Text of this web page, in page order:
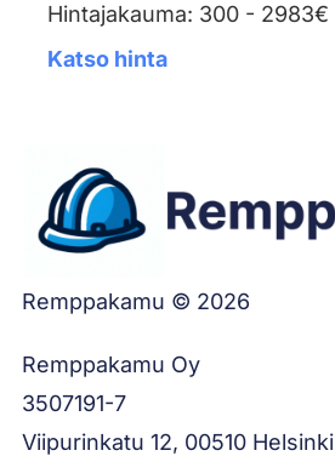
Hintajakauma: 300 - 2983€
Katso hinta
Remppakamu © 2026
Remppakamu Oy
3507191-7
Viipurinkatu 12, 00510 Helsinki